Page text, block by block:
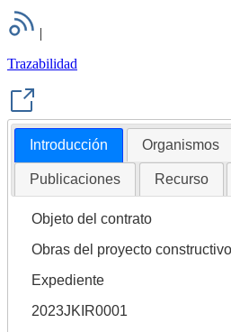
|
Trazabilidad
Introducción Organismos
Publicaciones Recurso
Objeto del contrato
Obras del proyecto
Expediente
2023JKIR0001